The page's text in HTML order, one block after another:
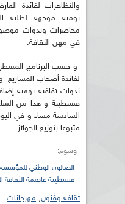
والتظاهرات لفائدة
يومية موجهة لطلبة
محاضرات وندوات
في مهن الثقافة.
و حسب البرنامج
لفائدة أصحاب المشاريع
ندوات ثقافية يومية
قسنطينة و هذا من
السادسة مساء و في
متبوعا بتوزيع الجوائز .
وسوم:
الصالون الوطني
قسنطينة عاصمة الثقافة
ثقافة وفنون, مهرجانات